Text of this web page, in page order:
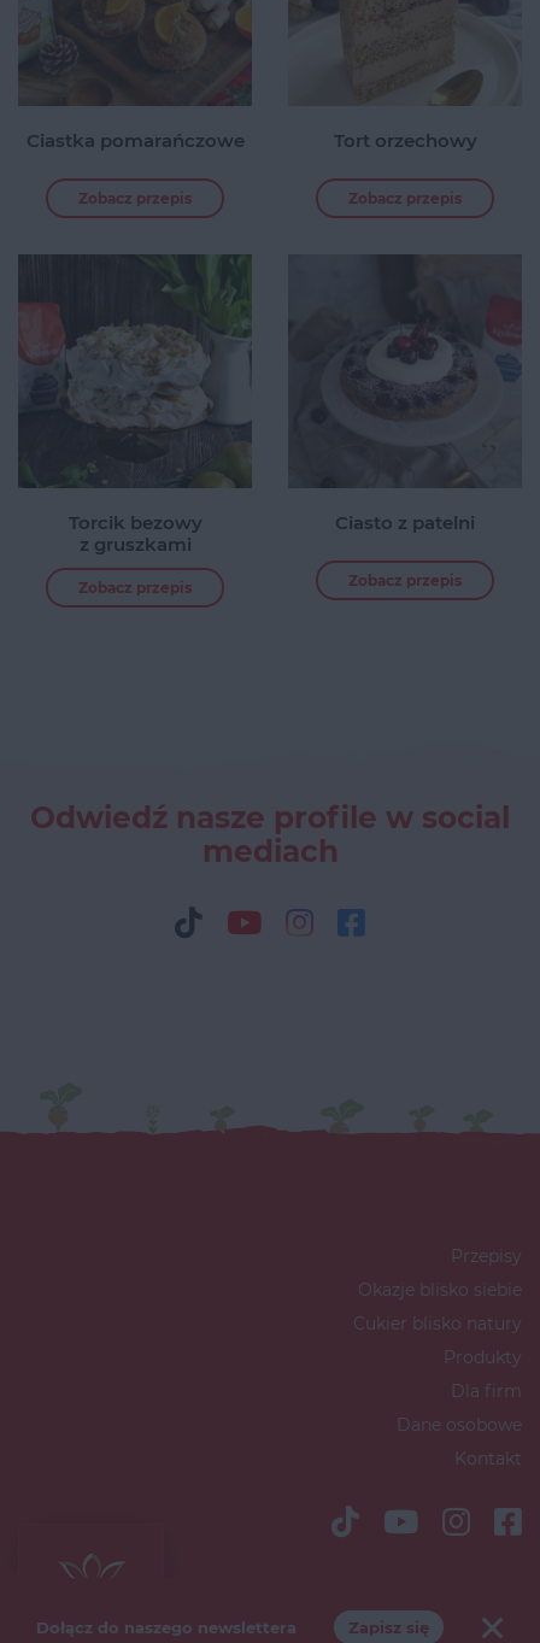
Ciastka pomarańczowe
Zobacz przepis
Tort orzechowy
Zobacz przepis
Torcik bezowy
z gruszkami
Zobacz przepis
Ciasto z patelni
Zobacz przepis
Odwiedź nasze profile w social
mediach
Dołącz do naszego newslettera Zapisz się
Przepisy
Okazje blisko siebie
Cukier blisko natury
Produkty
Dla firm
Dane osobowe
Kontakt
Polityka marketingowa